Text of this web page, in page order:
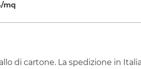
mq
di cartone. La spedizione in